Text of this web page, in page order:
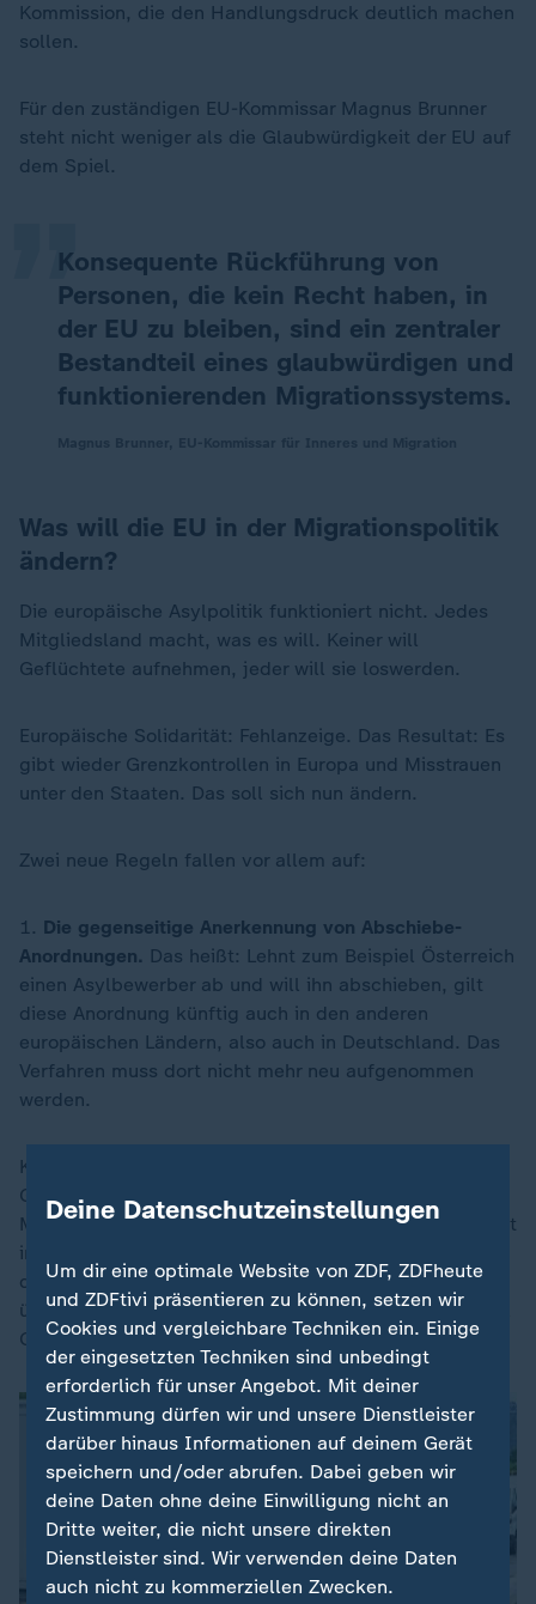
Kommission, die den Handlungsdruck deutlich machen
sollen.
Für den zuständigen EU-Kommissar Magnus Brunner
steht nicht weniger als die Glaubwürdigkeit der EU auf
dem Spiel.
Konsequente Rückführung von
Personen, die kein Recht haben, in
der EU zu bleiben, sind ein zentraler
Bestandteil eines glaubwürdigen und
funktionierenden Migrationssystems.
„
Was will die EU in der Migrationspolitik
ändern?
Die europäische Asylpolitik funktioniert nicht. Jedes
Mitgliedsland macht, was es will. Keiner will
Geflüchtete aufnehmen, jeder will sie loswerden.
Europäische Solidarität: Fehlanzeige. Das Resultat: Es
gibt wieder Grenzkontrollen in Europa und Misstrauen
unter den Staaten. Das soll sich nun ändern.
Zwei neue Regeln fallen vor allem auf:
1. Die gegenseitige Anerkennung von Abschiebe-
Anordnungen. Das heißt: Lehnt zum Beispiel Österreich
einen Asylbewerber ab und will ihn abschieben, gilt
diese Anordnung künftig auch in den anderen
europäischen Ländern, also auch in Deutschland. Das
Verfahren muss dort nicht mehr neu aufgenommen
werden.
Kritiker sagen, dass diese Regel gegen nationales
Gesetz verstoßen könnte. Der EU-Abgeordnete Erik
Marquardt (Grüne) verweist darauf, dass das Asylrecht
im Artikel 16 des Grundgesetzes steht. Er stellt
deshalb die Frage: Steht das europäische Recht dann
über der deutschen Verfassung? Am Ende werden wohl
Gerichte über diese Frage entscheiden.
Deine Datenschutzeinstellungen
Um dir eine optimale Website von ZDF, ZDFheute
und ZDFtivi präsentieren zu können, setzen wir
Cookies und vergleichbare Techniken ein. Einige
der eingesetzten Techniken sind unbedingt
erforderlich für unser Angebot. Mit deiner
Zustimmung dürfen wir und unsere Dienstleister
darüber hinaus Informationen auf deinem Gerät
speichern und/oder abrufen. Dabei geben wir
deine Daten ohne deine Einwilligung nicht an
Dritte weiter, die nicht unsere direkten
Dienstleister sind. Wir verwenden deine Daten
auch nicht zu kommerziellen Zwecken.